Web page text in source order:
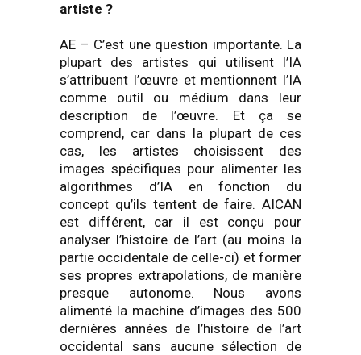
artiste ?
AE – C’est une question importante. La
plupart des artistes qui utilisent l’IA
s’attribuent l’œuvre et mentionnent l’IA
comme outil ou médium dans leur
description de l’œuvre. Et ça se
comprend, car dans la plupart de ces
cas, les artistes choisissent des
images spécifiques pour alimenter les
algorithmes d’IA en fonction du
concept qu’ils tentent de faire. AICAN
est différent, car il est conçu pour
analyser l’histoire de l’art (au moins la
partie occidentale de celle-ci) et former
ses propres extrapolations, de manière
presque autonome. Nous avons
alimenté la machine d’images des 500
dernières années de l’histoire de l’art
occidental sans aucune sélection de